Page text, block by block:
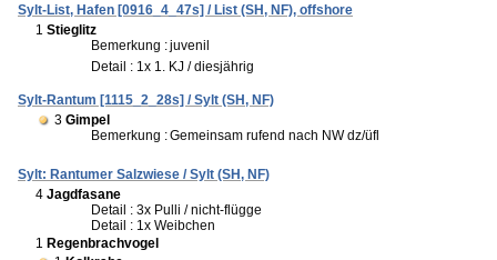
Sylt-List, Hafen [0916_4_47s] / List (SH, NF), offshore
1 Stieglitz
Bemerkung :juvenil
Detail : 1x 1. KJ / diesjährig
Sylt-Rantum [1115_2_28s] / Sylt (SH, NF)
3 Gimpel
Bemerkung :Gemeinsam rufend nach NW dz/üfl
Sylt: Rantumer Salzwiese / Sylt (SH, NF)
4 Jagdfasane
Detail : 3x Pulli / nicht-flügge
Detail : 1x Weibchen
1 Regenbrachvogel